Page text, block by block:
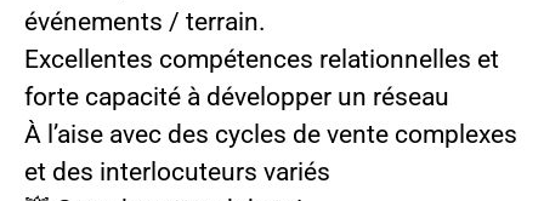
événements / terrain.
Excellentes compétences relationnelles et
forte capacité à développer un réseau
À l’aise avec des cycles de vente complexes
et des interlocuteurs variés